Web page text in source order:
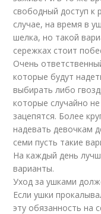
свободный доступ к
случае, на время в
шелка, но такой
сережках стоит
Очень
которые будут
выбирать либо
которые случайно
зацепятся. Более
надевать девочкам
семи пусть такие
На каждый день
варианты.
Уход за ушками
Если ушки
эту обязанность на